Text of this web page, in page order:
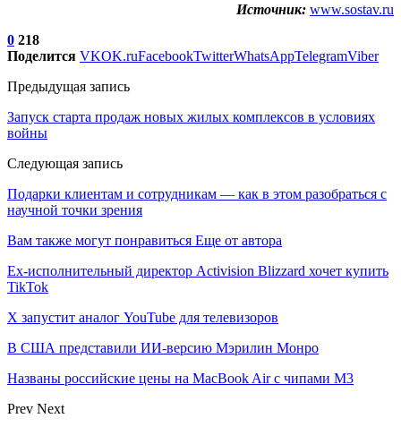
Источник: www.sostav.ru
0 218
Поделится VKOK.ruFacebookTwitterWhatsAppTelegramViber
Предыдущая запись
Запуск старта продаж новых жилых комплексов в условиях
войны
Следующая запись
Подарки клиентам и сотрудникам — как в этом разобраться с
научной точки зрения
Вам также могут понравиться Еще от автора
Ex-исполнительный директор Activision Blizzard хочет купить
TikTok
X запустит аналог YouTube для телевизоров
В США представили ИИ-версию Мэрилин Монро
Названы российские цены на MacBook Air с чипами M3
Prev Next